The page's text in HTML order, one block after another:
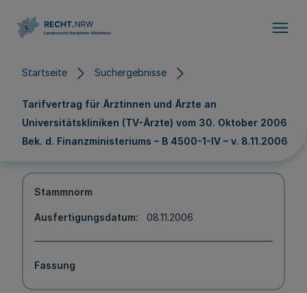
Startseite Suchergebnisse
Tarifvertrag für Ärztinnen und Ärzte an
Universitätskliniken (TV-Ärzte) vom 30. Oktober 2006
Bek. d. Finanzministeriums – B 4500-1-IV – v. 8.11.2006
Stammnorm
Ausfertigungsdatum 08.11.2006
Fassung